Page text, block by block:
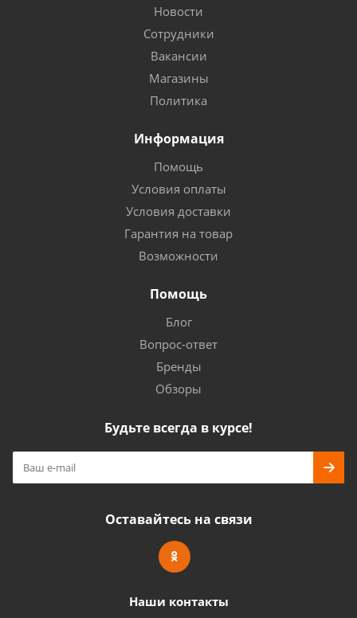
Новости
Сотрудники
Вакансии
Магазины
Политика
Информация
Помощь
Условия оплаты
Условия доставки
Гарантия на товар
Возможности
Помощь
Блог
Вопрос-ответ
Бренды
Обзоры
Будьте всегда в курсе!
Оставайтесь на связи
Наши контакты